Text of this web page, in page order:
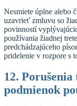
Nesmiete úplne alebo
uzavrieť zmluvu so
povinností
používania žiadnej
predchádzajúceho
pridelenie v rozpore s
12.
podmienok